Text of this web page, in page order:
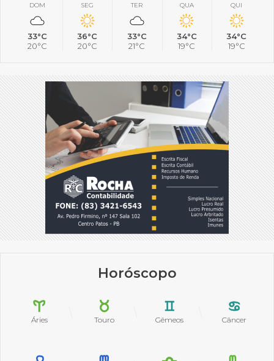
DOM
33°C
20°C
SEG
36°C
20°C
TER
33°C
21°C
QUA
34°C
19°C
QUI
34°C
19°C
Horóscopo
Áries Touro Gêmeos Câncer